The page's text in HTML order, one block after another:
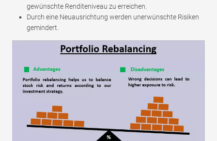
gewünschte Renditeniveau zu erreichen.
Durch eine Neuausrichtung werden unerwünschte Risiken
gemindert.